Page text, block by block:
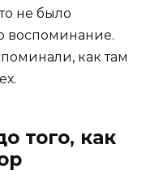
не было
воспоминание.
как там
того, как